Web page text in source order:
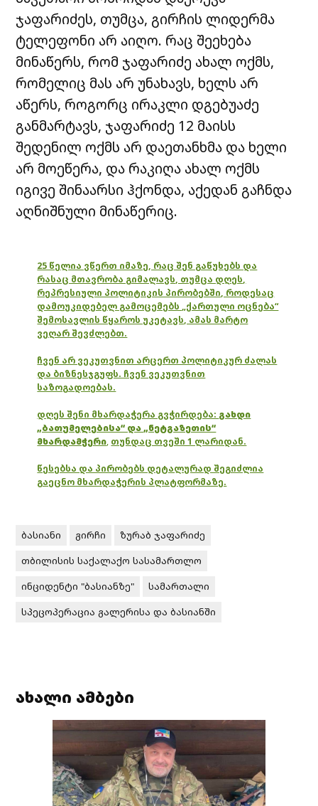
ჯაფარიძეს, თუმცა, გირჩის ლიდერმა
ტელეფონი არ აიღო. რაც შეეხება
მინაწერს, რომ ჯაფარიძე ახალ ოქმს,
რომელიც მას არ უნახავს, ხელს არ
აწერს, როგორც ირაკლი დგებუაძე
განმარტავს, ჯაფარიძე 12 მაისს
შედენილ ოქმს არ დაეთანხმა და ხელი
არ მოეწერა, და რაკიღა ახალ ოქმს
იგივე შინაარსი ჰქონდა, აქედან გაჩნდა
აღნიშნული მინაწერიც.
25 წელია ვწერთ იმაზე, რაც შენ გაწუხებს და
რასაც მთავრობა გიმალავს, თუმცა დღეს,
რეპრესიული პოლიტიკის პირობებში, როდესაც
დამოუკიდებელ გამოცემებს „ქართული ოცნება“
შემოსავლის წყაროს უკეტავს, ამას მარტო
ვეღარ შევძლებთ.
ჩვენ არ ვეკუთვნით არცერთ პოლიტიკურ ძალას
და ბიზნესჯგუფს. ჩვენ ვეკუთვნით
საზოგადოებას.
დღეს შენი მხარდაჭერა გვჭირდება: გახდი
„ბათუმელებისა“ და „ნეტგაზეთის“
მხარდამჭერი, თუნდაც თვეში 1 ლარიდან.
წესებსა და პირობებს დეტალურად შეგიძლია
გაეცნო მხარდაჭერის პლატფორმაზე.
ბასიანი გირჩი
ზურაბ ჯაფარიძე
თბილისის საქალაქო სასამართლო
ინციდენტი "ბასიანზე"
სამართალი
სპეცოპერაცია გალერისა და ბასიანში
ახალი ამბები